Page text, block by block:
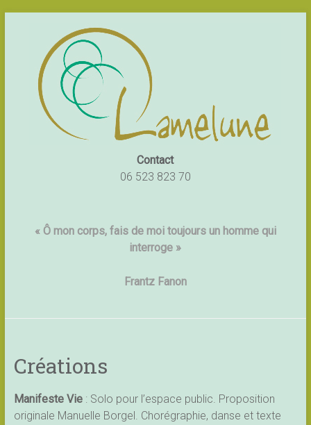
Contact
06 523 823 70
« Ô mon corps, fais de moi toujours un homme qui
interroge »
Frantz Fanon
Créations
Manifeste Vie: Solo pour l’espace public. Proposition
originale Manuelle Borgel. Chorégraphie, danse et texte